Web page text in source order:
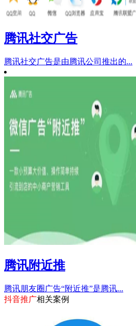
腾讯社交广告
腾讯社交广告是由腾讯公司推出的...
腾讯附近推
腾讯朋友圈广告“附近推”是腾讯...
抖音推广相关案例